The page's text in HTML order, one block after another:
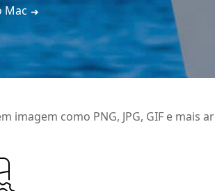
Mac
como PNG, JPG, GIF e mais